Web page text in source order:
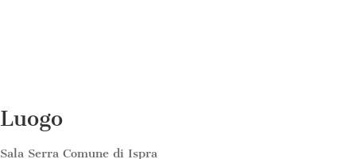
Luogo
Sala Serra Comune di Ispra